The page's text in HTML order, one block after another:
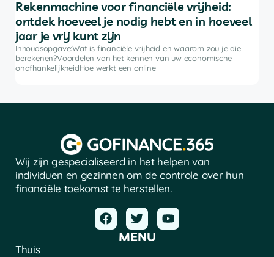
Rekenmachine voor financiële vrijheid:
ontdek hoeveel je nodig hebt en in hoeveel
jaar je vrij kunt zijn
Inhoudsopgave:Wat is financiële vrijheid en waarom zou je die
berekenen?Voordelen van het kennen van uw economische
onafhankelijkheidHoe werkt een online
Wij zijn gespecialiseerd in het helpen van
individuen en gezinnen om de controle over hun
financiële toekomst te herstellen.
MENU
Thuis